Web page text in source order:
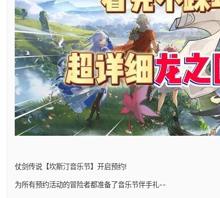
仗剑传说【坎斯汀音乐节】开启预约!
为所有预约活动的冒险者都准备了音乐节伴手礼--